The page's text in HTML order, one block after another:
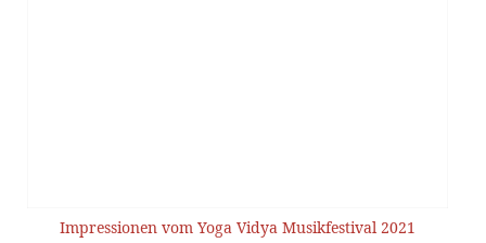
Impressionen vom Yoga Vidya Musikfestival 2021